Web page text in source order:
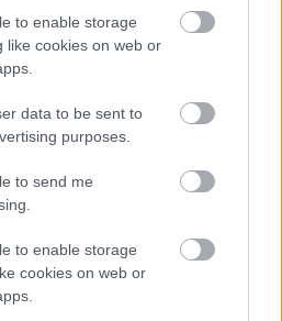
to enable storage
like cookies on web or
data to be sent to
purposes.
to send me
to enable storage
cookies on web or
Mit jelent az 5. blokk új
a felülvizsgálat
a postaládákba költöző
védelme